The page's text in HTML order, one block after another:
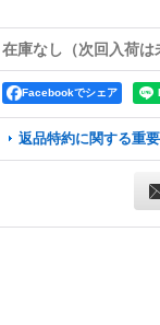
在庫なし（次回入荷は
Facebookでシェア
返品特約に関する重